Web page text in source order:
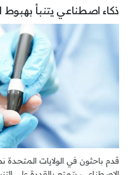
ذكاء اصطناعي يتنبأ بهبوط
قدم باحثون في الولايات المتحدة